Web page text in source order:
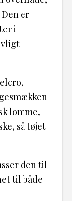
er
i
lomme,
så tøjet
den til
til både